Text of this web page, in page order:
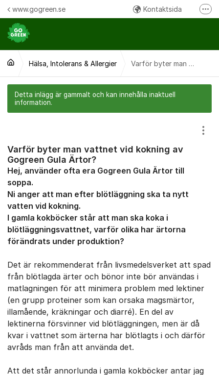
Hoppa till innehåll
www.gogreen.se Kontaktsida
Ring oss:
Hälsa, Intolerans & Allergier Varför byter man vattnet vid kokning av Gogreen Gula Ärtor?
Detta inlägg är gammalt och kan innehålla inaktuell
information.
Varför byter man vattnet vid kokning av
Gogreen Gula Ärtor?
Hej, använder ofta era Gogreen Gula Ärtor till
soppa.
Ni anger att man efter blötläggning ska ta nytt
vatten vid kokning.
I gamla kokböcker står att man ska koka i
blötläggningsvattnet, varför olika har ärtorna
förändrats under produktion?
Det är rekommenderat från livsmedelsverket att spad
från blötlagda ärter och bönor inte bör användas i
matlagningen för att minimera problem med lektiner
(en grupp proteiner som kan orsaka magsmärtor,
illamående, kräkningar och diarré). En del av
lektinerna försvinner vid blötläggningen, men är då
kvar i vattnet som ärterna har blötlagts i och därför
avråds man från att använda det.
Att det står annorlunda i gamla kokböcker antar jag